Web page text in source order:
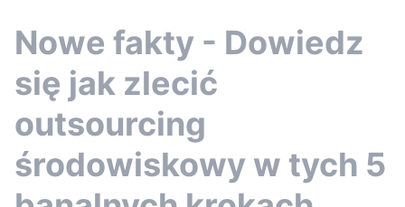
Nowe fakty - Dowiedz
się jak zlecić
outsourcing
środowiskowy w tych 5